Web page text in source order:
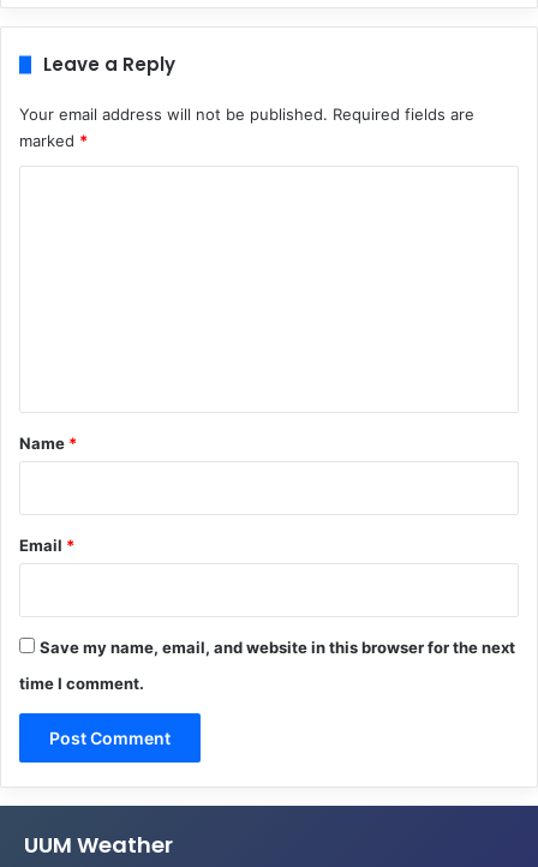
Leave a Reply
Your email address will not be published. Required fields are
marked *
*
Name *
Email *
Save my name, email, and website in this browser for the next
time I comment.
UUM Weather